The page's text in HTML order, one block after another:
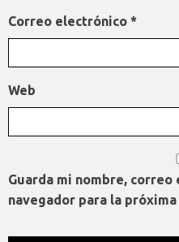
Correo electrónico *
Web
Guarda mi nombre,
navegador para la